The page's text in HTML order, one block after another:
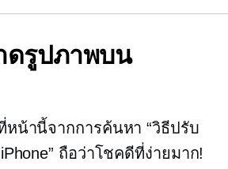
ดรูปภาพบน
หน้านี้จากการค้นหา “วิธีปรับ
ถือว่าโชคดีที่ง่ายมาก!